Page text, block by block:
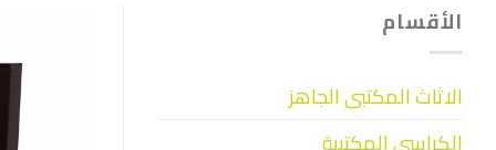
الأقسام
الاثاث المكتبى الجاهز